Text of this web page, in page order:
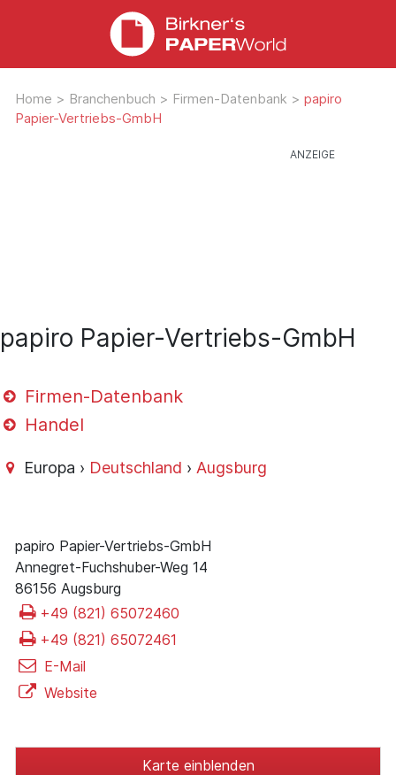
Home > Branchenbuch > Firmen-Datenbank > papiro
Papier-Vertriebs-GmbH
papiro Papier-Vertriebs-GmbH
Firmen-Datenbank
Handel
Europa › Deutschland › Augsburg
papiro Papier-Vertriebs-GmbH
Annegret-Fuchshuber-Weg 14
86156 Augsburg
+49 (821) 65072460
+49 (821) 65072461
E-Mail
Website
Karte einblenden